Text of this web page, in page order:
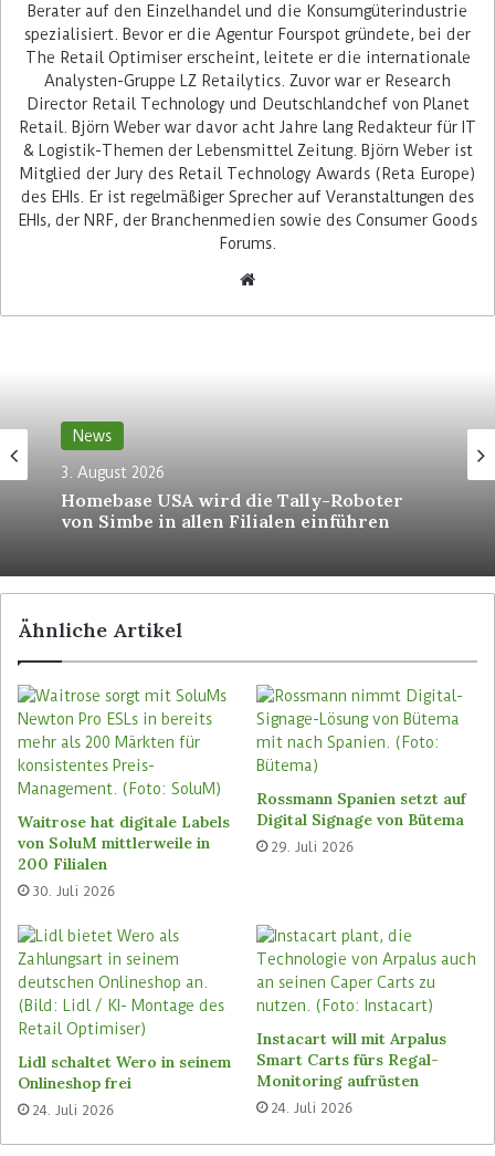
wieder abgekommen, erfuhr derRetail Optimiser
von Projektmitarbeitern des
Handelsunternehmens.
Advertisement
Lidl führt mit seinen Partnern 4POS und Itab
ausführlich berichtet
auch Barzahlung an integrierten Cash Recyclern
von Glory möglich.
Bereit für Scan&Go via Lidl Plus
Die größte Vertriebslinie des Lebensmittel-
Teilnahmebedingungen ihres Lidl Plus
Programms für zahlreiche Länder aktualisiert.
Dort findet sich nun — auch für Deutschland —
der Punkt Scan&Go. Zuerst berichtet hatten
darüber bezogen auf ihr Land die Kollegen des
polnischen Fachmagazins Wiadomości Handlowe
Aus dem aktualisierten Kleingedruckten von Lidl
Plus geht hervor, dass Scan&Go in der Art und
Weise kommen wird, wie der Discounter es seit
Inzwischen kann man das System dort in fünf
Filialen nutzen: In zwei Filialen in Apeldoorn
sowie in je einer Filiale in Beuningen, Almere
und Arnhem.
Scan der Regaletiketten bei
Backware
Berater auf den Einzelhandel und die Konsumgüterindustrie
spezialisiert. Bevor er die Agentur Fourspot gründete, bei der
The Retail Optimiser erscheint, leitete er die internationale
Analysten-Gruppe LZ Retailytics. Zuvor war er Research
Director Retail Technology und Deutschlandchef von Planet
Retail. Björn Weber war davor acht Jahre lang Redakteur für IT
& Logistik-Themen der Lebensmittel Zeitung. Björn Weber ist
Mitglied der Jury des Retail Technology Awards (Reta Europe)
des EHIs. Er ist regelmäßiger Sprecher auf Veranstaltungen des
EHIs, der NRF, der Branchenmedien sowie des Consumer Goods
Forums.
News
3. August 2026
Homebase USA wird die Tally-Roboter
von Simbe in allen Filialen einführen
Ähnliche Artikel
Waitrose hat digitale Labels
von SoluM mittlerweile in
200 Filialen
30. Juli 2026
Rossmann Spanien setzt auf
Digital Signage von Bütema
29. Juli 2026
Lidl schaltet Wero in seinem
Onlineshop frei
24. Juli 2026
Instacart will mit Arpalus
Smart Carts fürs Regal-
Monitoring aufrüsten
24. Juli 2026